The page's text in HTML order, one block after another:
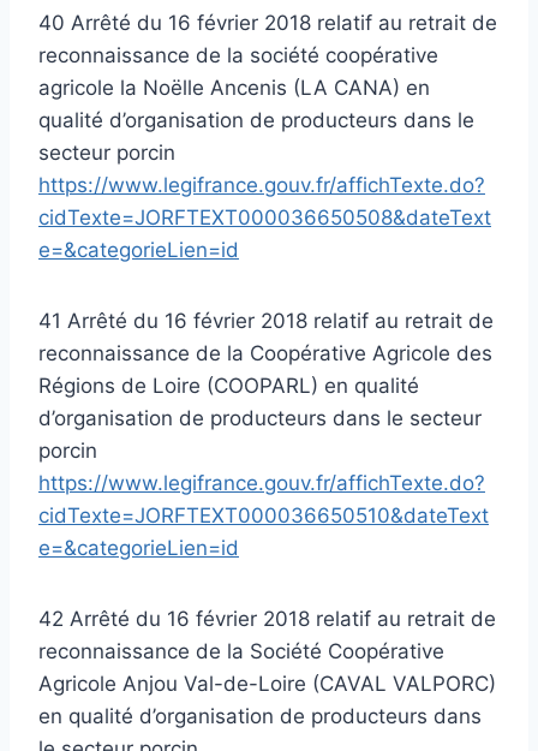
40 Arrêté du 16 février 2018 relatif au retrait de
reconnaissance de la société coopérative
agricole la Noëlle Ancenis (LA CANA) en
qualité d’organisation de producteurs dans le
secteur porcin
https://www.legifrance.gouv.fr/affichTexte.do?
cidTexte=JORFTEXT000036650508&dateText
e=&categorieLien=id
41 Arrêté du 16 février 2018 relatif au retrait de
reconnaissance de la Coopérative Agricole des
Régions de Loire (COOPARL) en qualité
d’organisation de producteurs dans le secteur
porcin
https://www.legifrance.gouv.fr/affichTexte.do?
cidTexte=JORFTEXT000036650510&dateText
e=&categorieLien=id
42 Arrêté du 16 février 2018 relatif au retrait de
reconnaissance de la Société Coopérative
Agricole Anjou Val-de-Loire (CAVAL VALPORC)
en qualité d’organisation de producteurs dans